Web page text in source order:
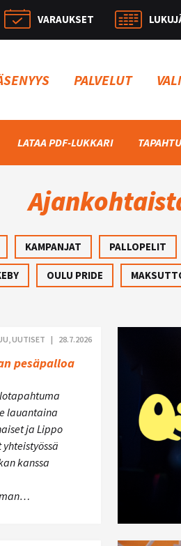
VARAUKSET
PALVELUT
LATAA PDF-LUKKARI
KAMPANJAT PALLOPELIT
OULU PRIDE
UUTISET | 28.7.2026
pesäpalloa
lauantaina
ja Lippo
kanssa